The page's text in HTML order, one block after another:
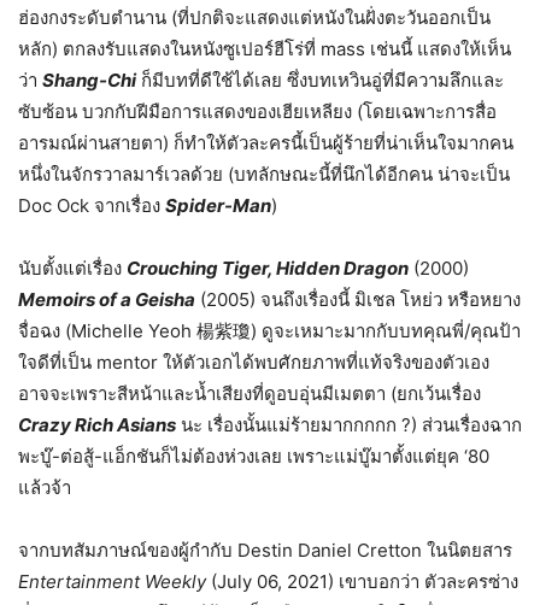
ฮ่องกงระดับตำนาน (ที่ปกติจะแสดงแต่หนังในฝั่งตะวันออกเป็น
หลัก) ตกลงรับแสดงในหนังซูเปอร์ฮีโร่ที่ mass เช่นนี้ แสดงให้เห็น
ว่า Shang-Chiก็มีบทที่ดีใช้ได้เลย ซึ่งบทเหวินอู่ที่มีความลึกและ
ซับซ้อน บวกกับฝีมือการแสดงของเฮียเหลียง (โดยเฉพาะการสื่อ
อารมณ์ผ่านสายตา) ก็ทำให้ตัวละครนี้เป็นผู้ร้ายที่น่าเห็นใจมากคน
หนึ่งในจักรวาลมาร์เวลด้วย (บทลักษณะนี้ที่นึกได้อีกคน น่าจะเป็น
Doc Ock จากเรื่อง Spider-Man)
นับตั้งแต่เรื่อง Crouching Tiger, Hidden Dragon (2000)
Memoirs of a Geisha (2005) จนถึงเรื่องนี้ มิเชล โหย่ว หรือหยาง
จื่อฉง (Michelle Yeoh 楊紫瓊) ดูจะเหมาะมากกับบทคุณพี่/คุณป้า
ใจดีที่เป็น mentor ให้ตัวเอกได้พบศักยภาพที่แท้จริงของตัวเอง
อาจจะเพราะสีหน้าและน้ำเสียงที่ดูอบอุ่นมีเมตตา (ยกเว้นเรื่อง
Crazy Rich Asians นะ เรื่องนั้นแม่ร้ายมากกกกก ?) ส่วนเรื่องฉาก
พะบู๊-ต่อสู้-แอ็กชันก็ไม่ต้องห่วงเลย เพราะแม่บู๊มาตั้งแต่ยุค ‘80
แล้วจ้า
จากบทสัมภาษณ์ของผู้กำกับ Destin Daniel Cretton ในนิตยสาร
Entertainment Weekly(July 06, 2021) เขาบอกว่า ตัวละครซ่าง